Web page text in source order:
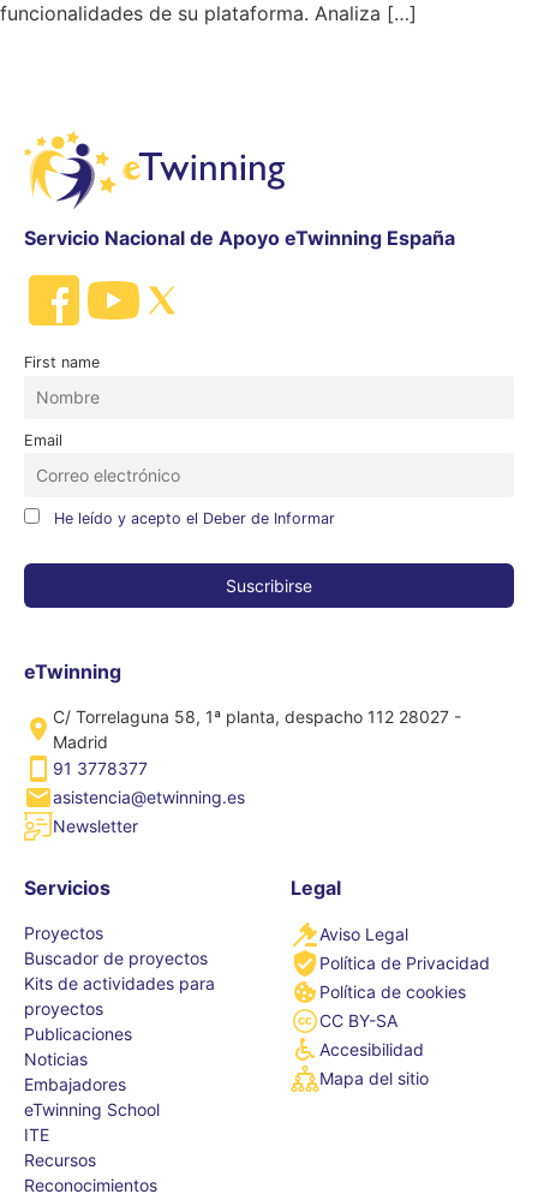
funcionalidades de su plataforma. Analiza […]
Servicio Nacional de Apoyo eTwinning España
First name
Email
He leído y acepto el Deber de Informar
eTwinning
C/ Torrelaguna 58, 1ª planta, despacho 112 28027 -
Madrid
91 3778377
asistencia@etwinning.es
Newsletter
Servicios
Proyectos
Buscador de proyectos
Kits de actividades para
proyectos
Publicaciones
Noticias
Embajadores
eTwinning School
ITE
Recursos
Reconocimientos
Legal
Aviso Legal
Política de Privacidad
Política de cookies
CC BY-SA
Accesibilidad
Mapa del sitio